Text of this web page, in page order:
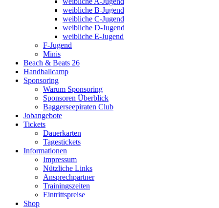
weibliche B-Jugend
weibliche C-Jugend
weibliche D-Jugend
weibliche E-Jugend
F-Jugend
Minis
Beach & Beats 26
Handballcamp
Sponsoring
Warum Sponsoring
Sponsoren Überblick
Baggerseepiraten Club
Jobangebote
Tickets
Dauerkarten
Tagestickets
Informationen
Impressum
Nützliche Links
Ansprechpartner
Trainingszeiten
Eintrittspreise
Shop